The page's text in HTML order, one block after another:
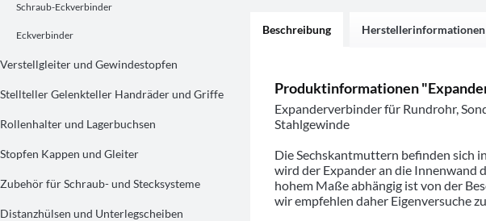
Schraub-Eckverbinder
Eckverbinder
Verstellgleiter und Gewindestopfen
Stellteller Gelenkteller Handräder und Griffe
Rollenhalter und Lagerbuchsen
Stopfen Kappen und Gleiter
Zubehör für Schraub- und Stecksysteme
Distanzhülsen und Unterlegscheiben
Beschreibung Herstellerinformationen
Produktinformationen
Expanderverbinder für Rundrohr,
Stahlgewinde
Die Sechskantmuttern befinden sich
wird der Expander an die Innenwand
hohem Maße abhängig ist von der
wir empfehlen daher Eigenversuche